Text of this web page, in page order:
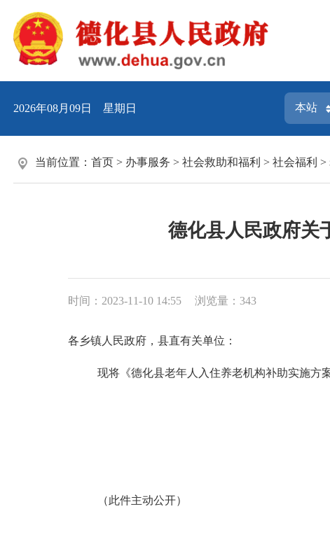
2026年08月09日 星期日
当前位置： 首页 > 办事服务 > 社会救助和福利 > 社会福利 >
德化县人民政府关
时间：2023-11-10 14:55 浏览量： 343
各乡镇人民政府，县直有关单位：
现将《德化县老年人入住养老机构补助实施方
（此件主动公开）